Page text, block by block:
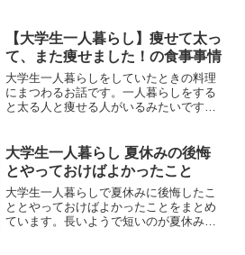
と思います。今回はできるだけ早いほう
がいい理由を説明します。...
【大学生一人暮らし】痩せて太っ
て、また痩せました！の食事事情
大学生一人暮らしをしていたときの料理
にまつわるお話です。一人暮らしをする
と太る人と痩せる人がいるみたいです
れませんよ！料理の思い出料理は高校生
のときから好きで、アルバイト...
大学生一人暮らし 夏休みの後悔
とやっておけばよかったこと
大学生一人暮らしで夏休みに後悔したこ
ととやっておけばよかったことをまとめ
ています。長いようで短いのが夏休みで